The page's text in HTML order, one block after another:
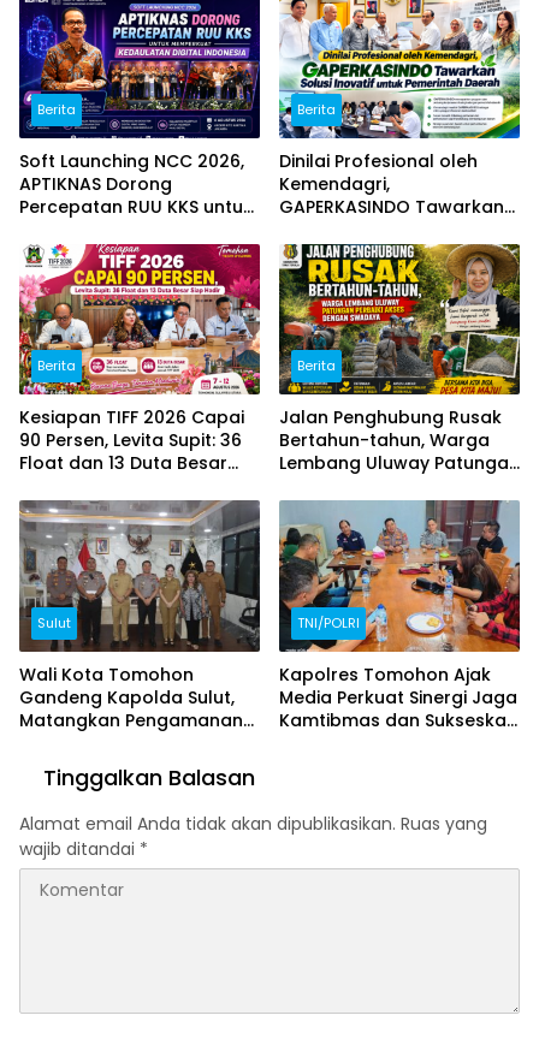
Berita
Soft Launching NCC 2026,
APTIKNAS Dorong
Percepatan RUU KKS untuk
Digital Indonesia
Berita
Dinilai Profesional oleh
Kemendagri,
GAPERKASINDO Tawarkan
Pemerintah Daerah
Berita
Kesiapan TIFF 2026 Capai
90 Persen, Levita Supit: 36
Float dan 13 Duta Besar
Berita
Jalan Penghubung Rusak
Bertahun-tahun, Warga
Lembang Uluway Patungan
Swadaya
Sulut
Wali Kota Tomohon
Gandeng Kapolda Sulut,
Matangkan Pengamanan
TNI/POLRI
Kapolres Tomohon Ajak
Media Perkuat Sinergi Jaga
Kamtibmas dan Sukseskan
Tinggalkan Balasan
Alamat email Anda tidak akan dipublikasikan. Ruas yang
wajib ditandai *